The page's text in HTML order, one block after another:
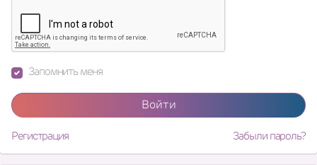
Запомнить меня
Войти
Регистрация Забыли пароль?